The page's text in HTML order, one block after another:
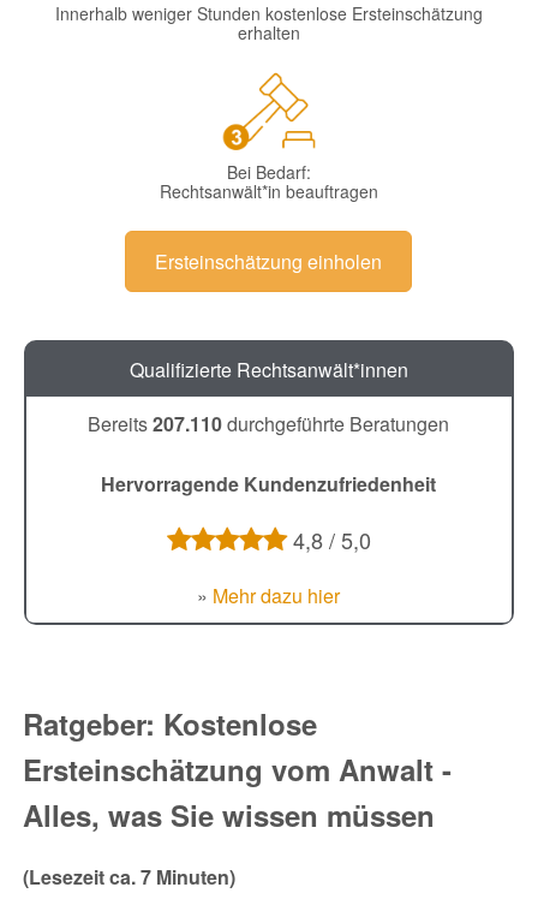
Innerhalb weniger Stunden kostenlose Ersteinschätzung
erhalten
Bei Bedarf:
Rechtsanwält*in beauftragen
Ersteinschätzung einholen
Qualifizierte Rechtsanwält*innen
Bereits207.110durchgeführte Beratungen
Hervorragende Kundenzufriedenheit
4,8 / 5,0
» Mehr dazu hier
Ratgeber: Kostenlose
Ersteinschätzung vom Anwalt -
Alles, was Sie wissen müssen
(Lesezeit ca. 7 Minuten)